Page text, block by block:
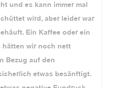
und es kann immer mal
wird, aber leider war
Ein Kaffee oder ein
hätten wir noch nett
Bezug auf den
etwas besänftigt.